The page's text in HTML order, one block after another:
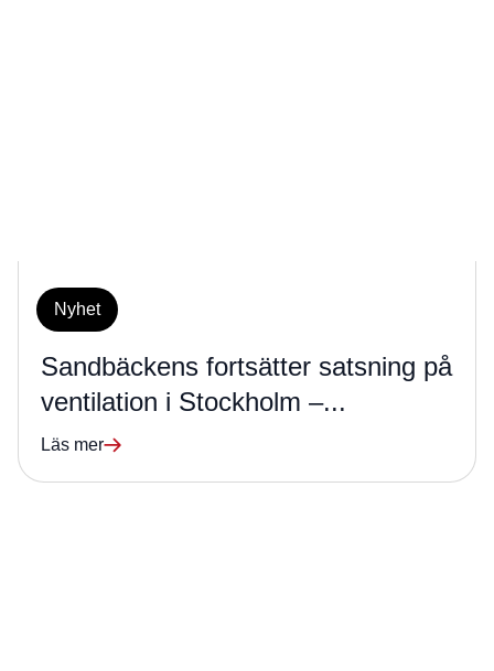
Nyhet
Sandbäckens fortsätter satsning på
ventilation i Stockholm –...
Läs mer